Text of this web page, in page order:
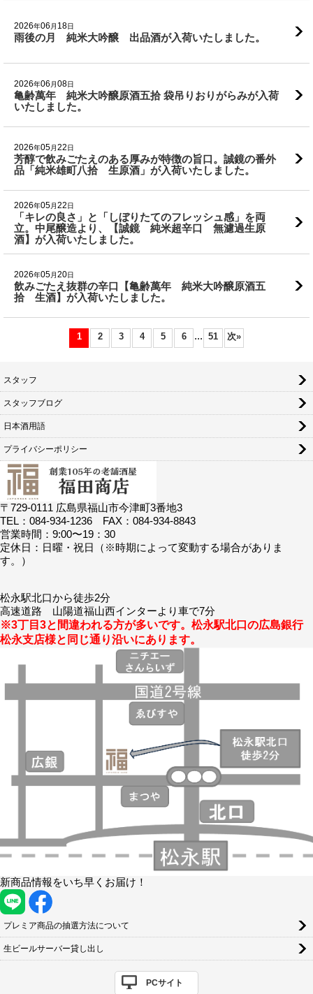
2026年06月 18日
雨後の月 純米大吟醸 出品酒が入荷いたしました。
2026年06月08日
亀齢萬年 純米大吟醸原酒五拾 袋吊りおりがらみが入荷
いたしました。
2026年05月22日
芳醇で飲みごたえのある厚みが特徴の旨口。誠鏡の番外
品「純米雄町八拾 生原酒」が入荷いたしました。
2026年05月22日
「キレの良さ」と「しぼりたてのフレッシュ感」を両
立。中尾醸造より、【誠鏡 純米超辛口 無濾過生原
酒】が入荷いたしました。
2026年05月20日
飲みごたえ抜群の辛口【亀齢萬年 純米大吟醸原酒五
拾 生酒】が入荷いたしました。
1 2 3 4 5 6 ... 51 次»
スタッフ
スタッフブログ
日本酒用語
プライバシーポリシー
〒729-0111 広島県福山市今津町3番地3
TEL：084-934-1236 FAX：084-934-8843
営業時間：9:00〜19：30
定休日：日曜・祝日（※時期によって変動する場合がありま
す。）
松永駅北口から徒歩2分
高速道路 山陽道福山西インターより車で7分
※3丁目3と間違われる方が多いです。松永駅北口の広島銀行
松永支店様と同じ通り沿いにあります。
新商品情報をいち早くお届け！
プレミア商品の抽選方法について
生ビールサーバー貸し出し
PCサイト